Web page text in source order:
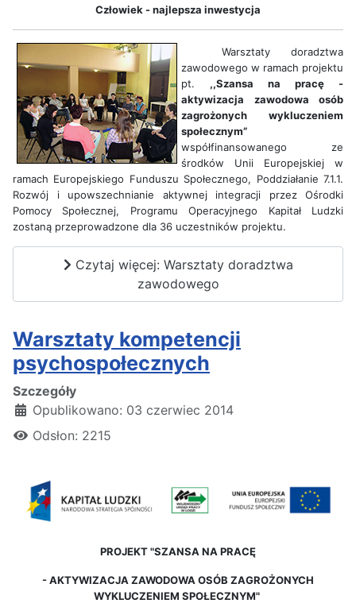
Człowiek - najlepsza inwestycja
Warsztaty doradztwa
zawodowego w ramach projektu
pt. ,,Szansa na pracę -
aktywizacja zawodowa osób
zagrożonych wykluczeniem
społecznym”
współfinansowanego ze
środków Unii Europejskiej w
ramach Europejskiego Funduszu Społecznego, Poddziałanie 7.1.1.
Rozwój i upowszechnianie aktywnej integracji przez Ośrodki
Pomocy Społecznej, Programu Operacyjnego Kapitał Ludzki
zostaną przeprowadzone dla 36 uczestników projektu.
Czytaj więcej: Warsztaty doradztwa
zawodowego
Warsztaty kompetencji
psychospołecznych
Szczegóły
Opublikowano: 03 czerwiec 2014
Odsłon: 2215
PROJEKT "SZANSA NA PRACĘ
-AKTYWIZACJA ZAWODOWA OSÓB ZAGROŻONYCH
WYKLUCZENIEM SPOŁECZNYM"